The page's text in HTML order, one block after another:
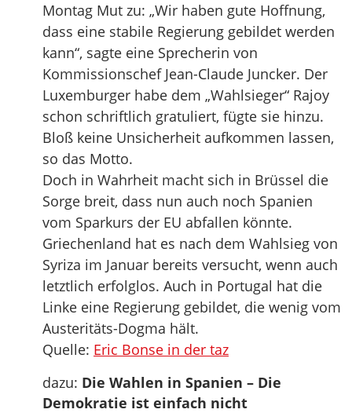
Montag Mut zu: „Wir haben gute Hoffnung,
dass eine stabile Regierung gebildet werden
kann“, sagte eine Sprecherin von
Kommissionschef Jean-Claude Juncker. Der
Luxemburger habe dem „Wahlsieger“ Rajoy
schon schriftlich gratuliert, fügte sie hinzu.
Bloß keine Unsicherheit aufkommen lassen,
so das Motto.
Doch in Wahrheit macht sich in Brüssel die
Sorge breit, dass nun auch noch Spanien
vom Sparkurs der EU abfallen könnte.
Griechenland hat es nach dem Wahlsieg von
Syriza im Januar bereits versucht, wenn auch
letztlich erfolglos. Auch in Portugal hat die
Linke eine Regierung gebildet, die wenig vom
Austeritäts-Dogma hält.
Quelle: Eric Bonse in der taz
dazu: Die Wahlen in Spanien – Die
Demokratie ist einfach nicht